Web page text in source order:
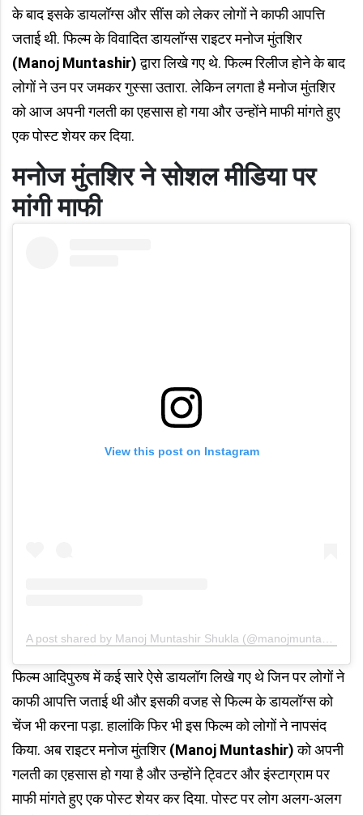
के बाद इसके डायलॉग्स और सींस को लेकर लोगों ने काफी आपत्ति
जताई थी. फिल्म के विवादित डायलॉग्स राइटर मनोज मुंतशिर
(Manoj Muntashir)द्वारा लिखे गए थे. फिल्म रिलीज होने के बाद
लोगों ने उन पर जमकर गुस्सा उतारा. लेकिन लगता है मनोज मुंतशिर
को आज अपनी गलती का एहसास हो गया और उन्होंने माफी मांगते हुए
एक पोस्ट शेयर कर दिया.
मनोज मुंतशिर ने सोशल मीडिया पर
मांगी माफी
View this post on Instagram
फिल्म आदिपुरुष में कई सारे ऐसे डायलॉग लिखे गए थे जिन पर लोगों ने
काफी आपत्ति जताई थी और इसकी वजह से फिल्म के डायलॉग्स को
चेंज भी करना पड़ा. हालांकि फिर भी इस फिल्म को लोगों ने नापसंद
किया. अब राइटर मनोज मुंतशिर (Manoj Muntashir)को अपनी
गलती का एहसास हो गया है और उन्होंने ट्विटर और इंस्टाग्राम पर
माफी मांगते हुए एक पोस्ट शेयर कर दिया. पोस्ट पर लोग अलग-अलग